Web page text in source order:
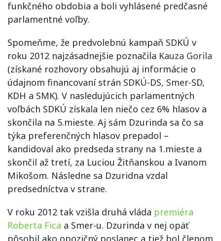
funkčného obdobia a boli vyhlásené predčasné
parlamentné voľby.
Spomeňme, že predvolebnú kampaň SDKÚ v
roku 2012 najzásadnejšie poznačila Kauza Gorila
(získané rozhovory obsahujú aj informácie o
údajnom financovaní strán SDKÚ-DS, Smer-SD,
KDH a SMK). V nasledujúcich parlamentných
voľbách SDKÚ získala len niečo cez 6% hlasov a
skončila na 5.mieste. Aj sám Dzurinda sa čo sa
týka preferenčných hlasov prepadol –
kandidoval ako predseda strany na 1.mieste a
skončil až tretí, za Luciou Žitňanskou a Ivanom
Mikošom. Následne sa Dzuridna vzdal
predsedníctva v strane.
V roku 2012 tak vzišla druhá vláda premiéra
Roberta Fica a Smer-u. Dzurinda v nej opäť
pôsobil ako opozičný poslanec a tiež bol členom